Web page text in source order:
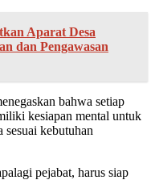
Aparat Desa
dan Pengawasan
bahwa setiap
kesiapan mental untuk
sesuai kebutuhan
pejabat, harus siap